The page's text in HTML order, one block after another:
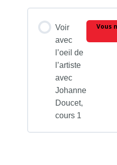
Voir
avec
l’oeil de
l’artiste
avec
Johanne
Doucet,
cours 1
Vous